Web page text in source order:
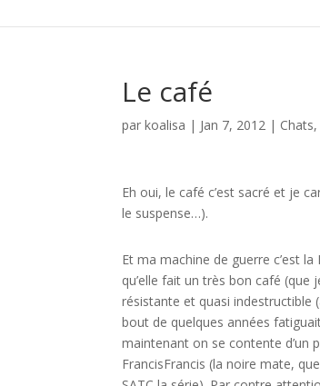
Le café
parkoalisa | Jan 7, 2012 | Chats,
Eh oui, le café c’est sacré et je
le suspense…).
Et ma machine de guerre c’est
qu’elle fait un très bon café (que
résistante et quasi
bout de quelques années
maintenant on se contente d’un
FrancisFrancis (la noire mate,